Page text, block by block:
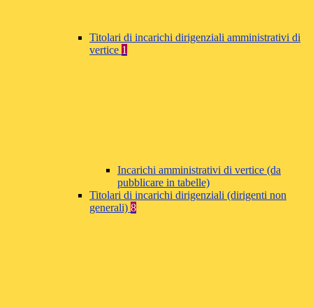
Titolari di incarichi dirigenziali amministrativi di
vertice 1
Incarichi amministrativi di vertice (da
pubblicare in tabelle)
Titolari di incarichi dirigenziali (dirigenti non
generali) 8